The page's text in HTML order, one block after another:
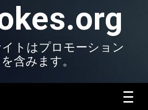
イトはプロモーション
を含みます。